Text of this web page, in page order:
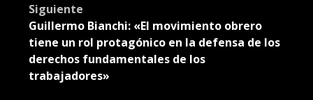
Siguiente
Guillermo Bianchi: «El movimiento obrero
tiene un rol protagónico en la defensa de los
derechos fundamentales de los
trabajadores»